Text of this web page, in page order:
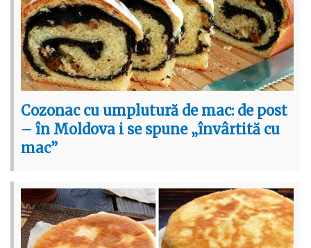
Cozonac cu umplutură de mac: de post
– în Moldova i se spune „învârtită cu
mac”